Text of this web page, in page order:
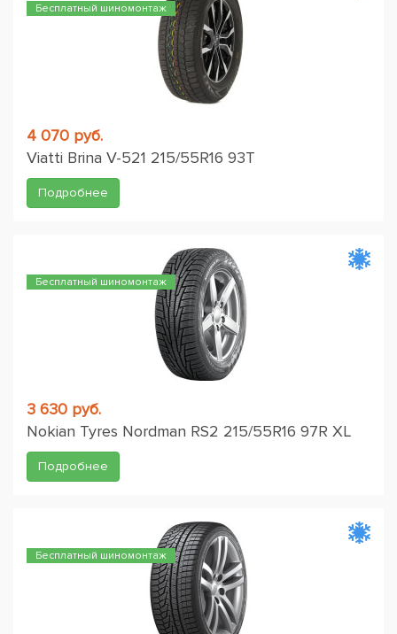
Бесплатный шиномонтаж
4 070 руб.
Viatti Brina V-521 215/55R16 93T
Подробнее
Бесплатный шиномонтаж
3 630 руб.
Nokian Tyres Nordman RS2 215/55R16 97R XL
Подробнее
Бесплатный шиномонтаж